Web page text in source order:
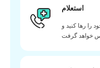
استعلام
را رها کنید و
خواهد گرفت